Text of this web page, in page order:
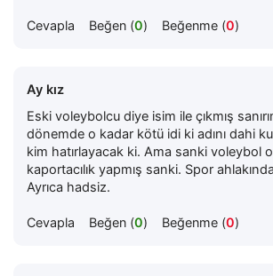
Cevapla Beğen (0) Beğenme (0)
Ay kız
Eski voleybolcu diye isim ile çıkmış
dönemde o kadar kötü idi ki adını dahi
kim hatırlayacak ki. Ama sanki voleybol
kaportacılık yapmış sanki. Spor
Ayrıca hadsiz.
Cevapla Beğen (0) Beğenme (0)